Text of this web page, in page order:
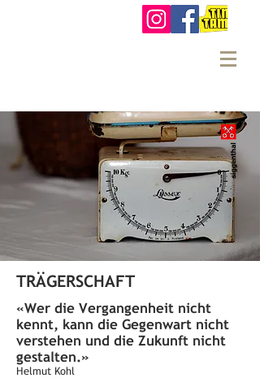
TRÄGERSCHAFT
«Wer die Vergangenheit nicht
kennt, kann die Gegenwart nicht
verstehen und die Zukunft nicht
gestalten.»
Helmut Kohl